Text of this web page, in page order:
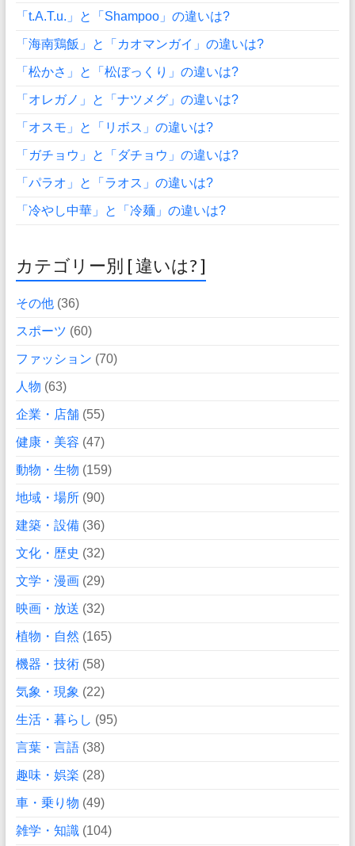
「t.A.T.u.」と「Shampoo」の違いは?
「海南鶏飯」と「カオマンガイ」の違いは?
「松かさ」と「松ぼっくり」の違いは?
「オレガノ」と「ナツメグ」の違いは?
「オスモ」と「リボス」の違いは?
「ガチョウ」と「ダチョウ」の違いは?
「パラオ」と「ラオス」の違いは?
「冷やし中華」と「冷麺」の違いは?
カテゴリー別 [ 違いは? ]
その他(36)
スポーツ (60)
ファッション (70)
人物 (63)
企業・店舗(55)
健康・美容 (47)
動物・生物 (159)
地域・場所(90)
建築・設備(36)
文化・歴史 (32)
文学・漫画(29)
映画・放送 (32)
植物・自然 (165)
機器・技術(58)
気象・現象 (22)
生活・暮らし (95)
言葉・言語(38)
趣味・娯楽 (28)
車・乗り物 (49)
雑学・知識(104)